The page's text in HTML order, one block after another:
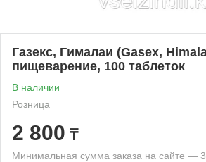
Газекс, Гималаи (Gasex,
пищеварение, 100 таблеток
В наличии
Розница
2 800 ₸
Минимальная сумма заказа на сайте —